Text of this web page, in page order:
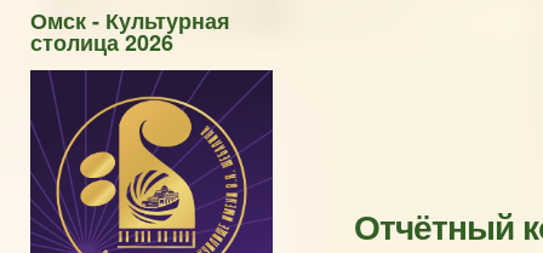
Омск - Культурная
столица 2026
Отчётный